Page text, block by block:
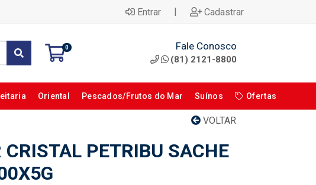
Entrar | Cadastrar
0 Fale Conosco
(81) 2121-8800
Oriental Pescados/Frutos do Mar Suínos Ofertas
VOLTAR
CRISTAL PETRIBU SACHE